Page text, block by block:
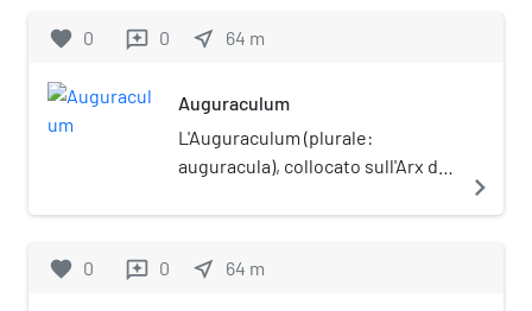
favorite 0 reviews 0 near_me 64 m
Auguraculum
L'Auguraculum (plurale:
auguracula), collocato sull'Arx del
templum di Roma.
navigate_next
favorite 0 reviews 0 near_me 64 m